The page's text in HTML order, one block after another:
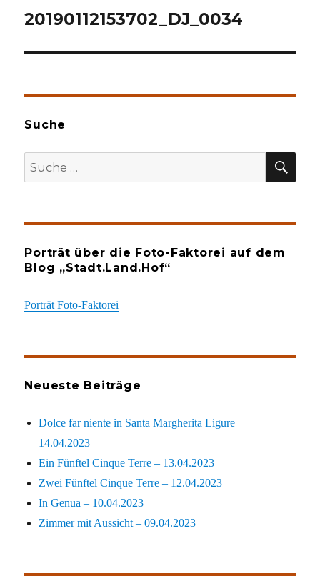
20190112153702_DJ_0034
Suche
Suche
nach:
Porträt über die Foto-Faktorei auf dem
Blog „Stadt.Land.Hof“
Porträt Foto-Faktorei
Neueste Beiträge
Dolce far niente in Santa Margherita Ligure –
14.04.2023
Ein Fünftel Cinque Terre – 13.04.2023
Zwei Fünftel Cinque Terre – 12.04.2023
In Genua – 10.04.2023
Zimmer mit Aussicht – 09.04.2023